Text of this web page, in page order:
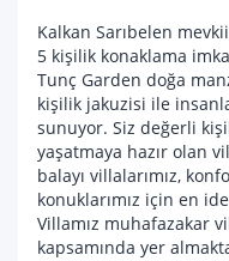
Kalkan Sarıbelen
5 kişilik konaklama
Tunç Garden doğa
kişilik jakuzisi ile
sunuyor. Siz değerli
yaşatmaya hazır olan
balayı villalarımız,
konuklarımız için en
Villamız muhafazakar
kapsamında yer